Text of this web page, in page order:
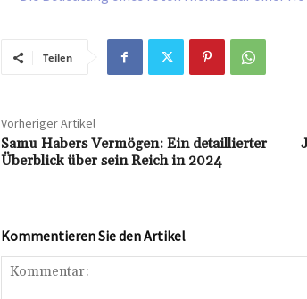
Teilen
Vorheriger Artikel
Samu Habers Vermögen: Ein detaillierter
Überblick über sein Reich in 2024
Kommentieren Sie den Artikel